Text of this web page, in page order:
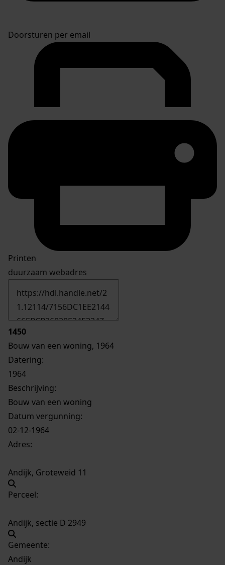
Doorsturen per email
Printen
duurzaam webadres
1450
Bouw van een woning, 1964
Datering:
1964
Beschrijving:
Bouw van een woning
Datum vergunning:
02-12-1964
Adres:
Andijk, Groteweid 11
Perceel:
Andijk, sectie D 2949
Gemeente:
Andijk